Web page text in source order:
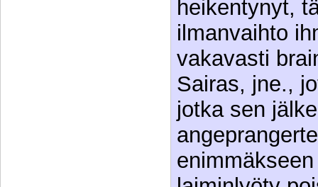
heikentynyt,
ilmanvaihto
vakavasti
Sairas, jne.,
jotka sen